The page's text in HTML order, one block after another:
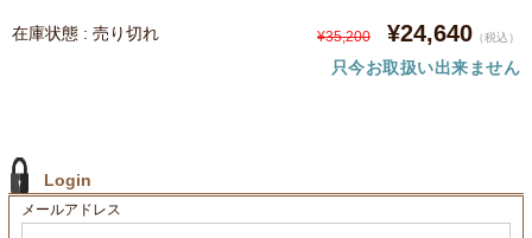
在庫状態 : 売り切れ ¥35,200 ¥24,640 （税込）
只今お取扱い出来ません
Login
メールアドレス